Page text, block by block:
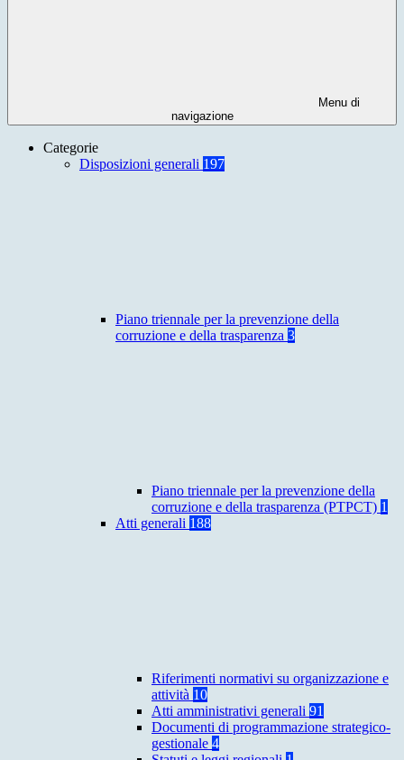
Menu di
navigazione
Categorie
Disposizioni generali 197
Piano triennale per la prevenzione della
corruzione e della trasparenza 3
Piano triennale per la prevenzione della
corruzione e della trasparenza (PTPCT) 1
Atti generali 188
Riferimenti normativi su organizzazione e
attività 10
Atti amministrativi generali 91
Documenti di programmazione strategico-
gestionale 4